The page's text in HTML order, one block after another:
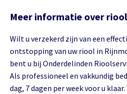
Meer informatie over
Wilt u verzekerd zijn van een
ontstopping van uw riool in
bent u bij Onderdelinden
Als professioneel en vakkundig
dag, 7 dagen per week voor u